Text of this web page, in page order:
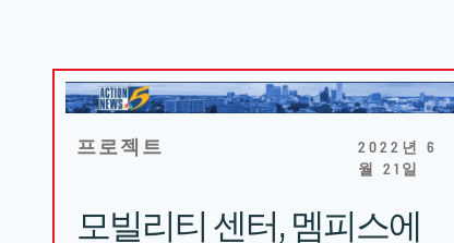
프로젝트
2022년 6
월 21일
모빌리티 센터, 멤피스에